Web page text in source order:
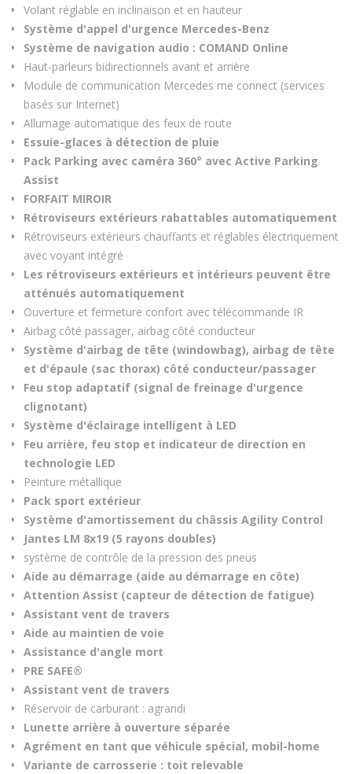
Volant réglable en inclinaison et en hauteur
Système d'appel d'urgence Mercedes-Benz
Système de navigation audio : COMAND Online
Haut-parleurs bidirectionnels avant et arrière
Module de communication Mercedes me connect (services
basés sur Internet)
Allumage automatique des feux de route
Essuie-glaces à détection de pluie
Pack Parking avec caméra 360° avec Active Parking
Assist
FORFAIT MIROIR
Rétroviseurs extérieurs rabattables automatiquement
Rétroviseurs extérieurs chauffants et réglables électriquement
avec voyant intégré
Les rétroviseurs extérieurs et intérieurs peuvent être
atténués automatiquement
Ouverture et fermeture confort avec télécommande IR
Airbag côté passager, airbag côté conducteur
Système d'airbag de tête (windowbag), airbag de tête
et d'épaule (sac thorax) côté conducteur/passager
Feu stop adaptatif (signal de freinage d'urgence
clignotant)
Système d'éclairage intelligent à LED
Feu arrière, feu stop et indicateur de direction en
technologie LED
Peinture métallique
Pack sport extérieur
Système d'amortissement du châssis Agility Control
Jantes LM 8x19 (5 rayons doubles)
système de contrôle de la pression des pneus
Aide au démarrage (aide au démarrage en côte)
Attention Assist (capteur de détection de fatigue)
Assistant vent de travers
Aide au maintien de voie
Assistance d'angle mort
PRE SAFE®
Assistant vent de travers
Réservoir de carburant : agrandi
Lunette arrière à ouverture séparée
Agrément en tant que véhicule spécial, mobil-home
Variante de carrosserie : toit relevable